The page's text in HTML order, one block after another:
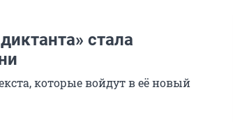
стала
которые войдут в её новый